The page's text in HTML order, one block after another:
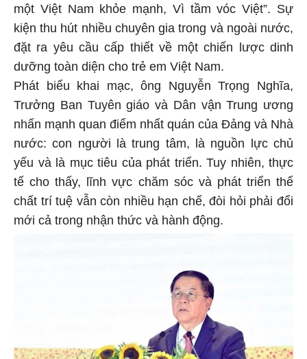
một Việt Nam khỏe mạnh, Vì tầm vóc Việt”. Sự
kiện thu hút nhiều chuyên gia trong và ngoài nước,
đặt ra yêu cầu cấp thiết về một chiến lược dinh
dưỡng toàn diện cho trẻ em Việt Nam.
Phát biểu khai mạc, ông Nguyễn Trọng Nghĩa,
Trưởng Ban Tuyên giáo và Dân vận Trung ương
nhấn mạnh quan điểm nhất quán của Đảng và Nhà
nước: con người là trung tâm, là nguồn lực chủ
yếu và là mục tiêu của phát triển. Tuy nhiên, thực
tế cho thấy, lĩnh vực chăm sóc và phát triển thể
chất trí tuệ vẫn còn nhiều hạn chế, đòi hỏi phải đổi
mới cả trong nhận thức và hành động.